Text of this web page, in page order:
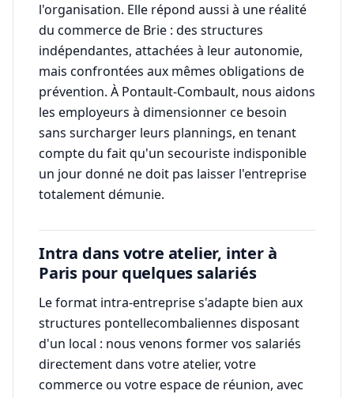
l'organisation. Elle répond aussi à une réalité
du commerce de Brie : des structures
indépendantes, attachées à leur autonomie,
mais confrontées aux mêmes obligations de
prévention. À Pontault-Combault, nous aidons
les employeurs à dimensionner ce besoin
sans surcharger leurs plannings, en tenant
compte du fait qu'un secouriste indisponible
un jour donné ne doit pas laisser l'entreprise
totalement démunie.
Intra dans votre atelier, inter à
Paris pour quelques salariés
Le format intra-entreprise s'adapte bien aux
structures pontellecombaliennes disposant
d'un local : nous venons former vos salariés
directement dans votre atelier, votre
commerce ou votre espace de réunion, avec